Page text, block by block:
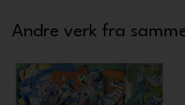
Andre verk fra